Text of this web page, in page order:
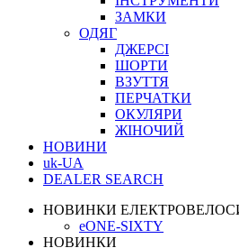
ЗАМКИ
ОДЯГ
ДЖЕРСІ
ШОРТИ
ВЗУТТЯ
ПЕРЧАТКИ
ОКУЛЯРИ
ЖІНОЧИЙ
НОВИНИ
uk-UA
DEALER SEARCH
НОВИНКИ
eONE-SIXTY
НОВИНКИ